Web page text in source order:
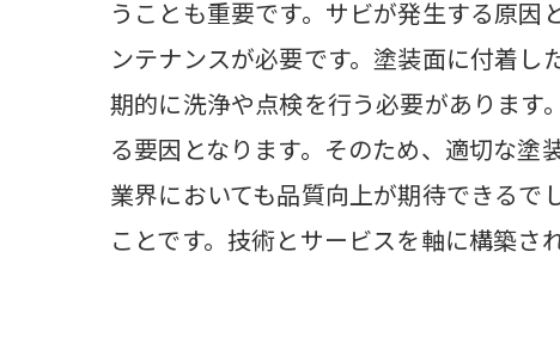
うことも重要です。サビが発生する原
ンテナンスが必要です。塗装面に付着
期的に洗浄や点検を行う必要があります
る要因となります。そのため、適切な
業界においても品質向上が期待できるで
ことです。技術とサービスを軸に構築さ